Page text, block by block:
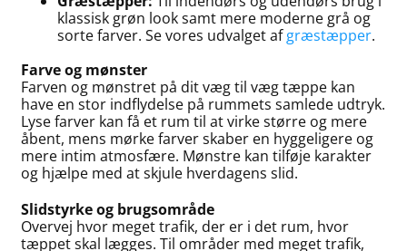
klassisk grøn look samt mere moderne grå og
sorte farver. Se vores udvalget afgræstæpper.
Farve og mønster
Farven og mønstret på dit væg til væg tæppe kan
have en stor indflydelse på rummets samlede udtryk.
Lyse farver kan få et rum til at virke større og mere
åbent, mens mørke farver skaber en hyggeligere og
mere intim atmosfære. Mønstre kan tilføje karakter
og hjælpe med at skjule hverdagens slid.
Slidstyrke og brugsområde
Overvej hvor meget trafik, der er i det rum, hvor
tæppet skal lægges. Til områder med meget trafik,